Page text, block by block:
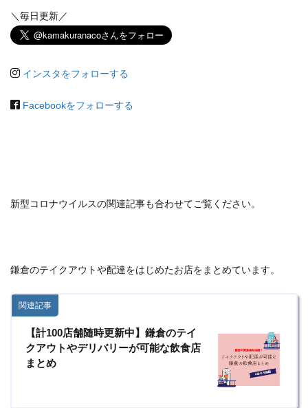
＼毎日更新／
インスタをフォローする
Facebookをフォローする
新型コロナウイルスの関連記事も合わせてご覧ください。
鎌倉のテイクアウトや配達をはじめたお店をまとめています。
関連記事
【計100店舗随時更新中】鎌倉のテイ
クアウトやデリバリーが可能な飲食店
まとめ